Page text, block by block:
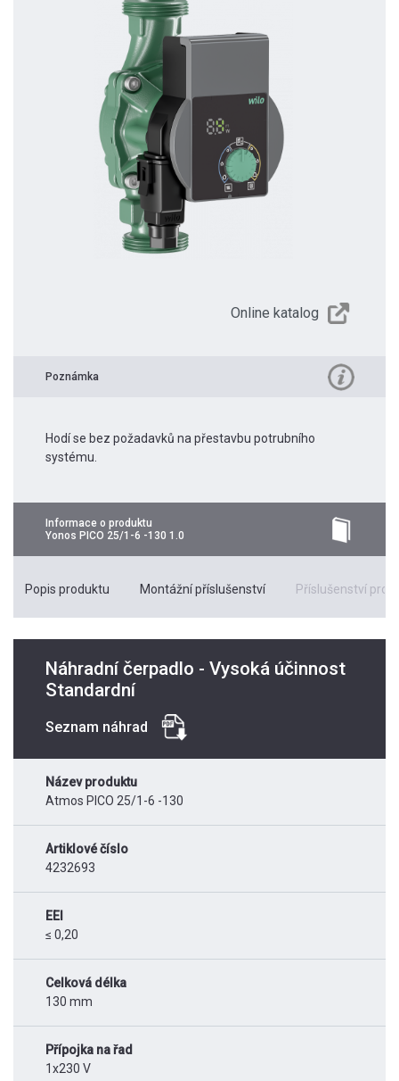
Online katalog
Poznámka
Hodí se bez požadavků na přestavbu potrubního
systému.
Informace o produktu
Yonos PICO 25/1-6 -130 1.0
Popis produktu Montážní příslušenství Příslušenství pro
Náhradní čerpadlo - Vysoká účinnost
Standardní
Seznam náhrad
Název produktu
Atmos PICO 25/1-6 -130
Artiklové číslo
4232693
EEI
≤ 0,20
Celková délka
130 mm
Přípojka na řad
1x230 V